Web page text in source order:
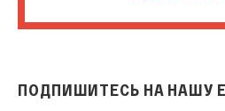
ПОДПИШИТЕСЬ НА НАШУ